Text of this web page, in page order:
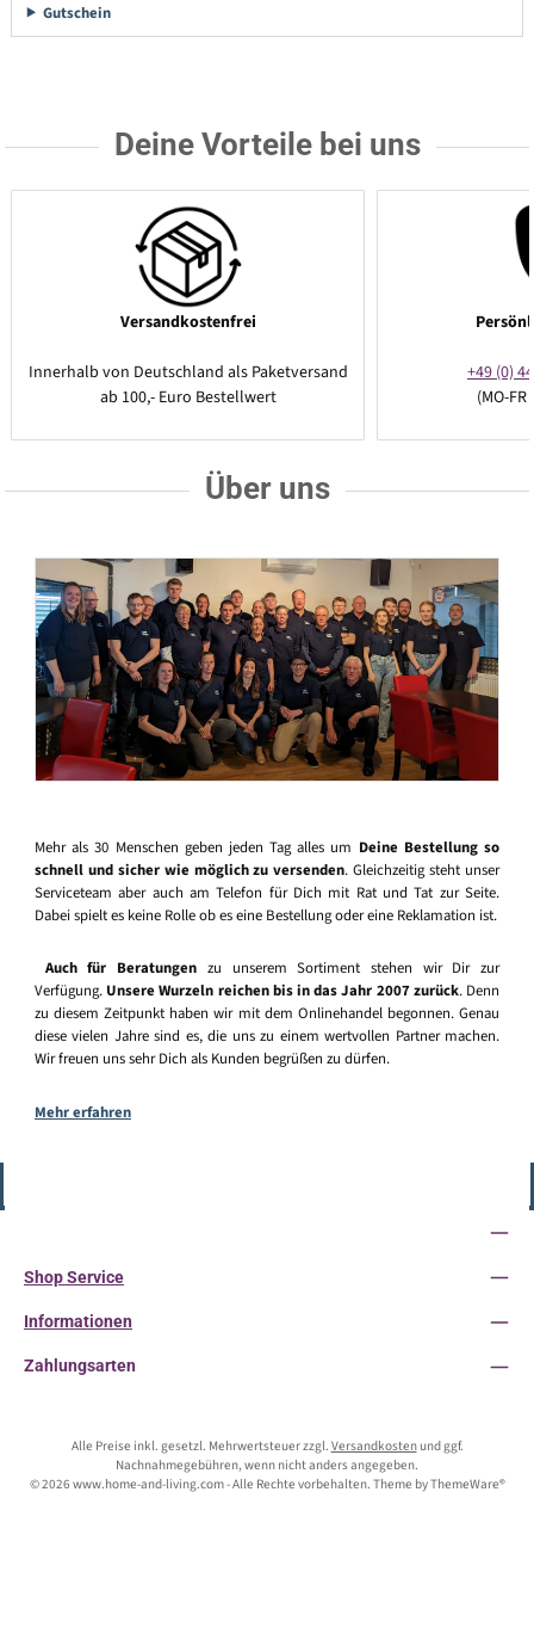
Gutschein
Deine Vorteile bei uns
Versandkostenfrei
Innerhalb von Deutschland als Paketversand
ab 100,- Euro Bestellwert
+49 (0)
(MO-
Über uns
Mehr als 30 Menschen geben jeden Tag alles um Deine Bestellung so
schnell und sicher wie möglich zu versenden. Gleichzeitig steht unser
Serviceteam aber auch am Telefon für Dich mit Rat und Tat zur Seite.
Dabei spielt es keine Rolle ob es eine Bestellung oder eine Reklamation ist.
Auch für Beratungen zu unserem Sortiment stehen wir Dir zur
Verfügung. Unsere Wurzeln reichen bis in das Jahr 2007 zurück. Denn
zu diesem Zeitpunkt haben wir mit dem Onlinehandel begonnen. Genau
diese vielen Jahre sind es, die uns zu einem wertvollen Partner machen.
Wir freuen uns sehr Dich als Kunden begrüßen zu dürfen.
Mehr erfahren
Shop Service
Informationen
Zahlungsarten
Alle Preise inkl. gesetzl. Mehrwertsteuer zzgl. Versandkostenund ggf.
Nachnahmegebühren, wenn nicht anders angegeben.
© 2026 www.home-and-living.com - Alle Rechte vorbehalten. Theme byThemeWare®